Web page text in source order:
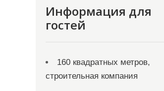
Информация для
гостей
160 квадратных метров,
строительная компания